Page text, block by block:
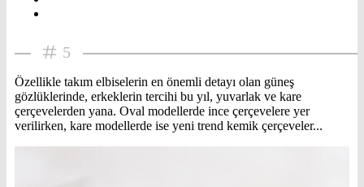
5
Özellikle takım elbiselerin en önemli detayı olan güneş
gözlüklerinde, erkeklerin tercihi bu yıl, yuvarlak ve kare
çerçevelerden yana. Oval modellerde ince çerçevelere yer
verilirken, kare modellerde ise yeni trend kemik çerçeveler...